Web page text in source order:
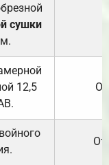
сушки
12,5